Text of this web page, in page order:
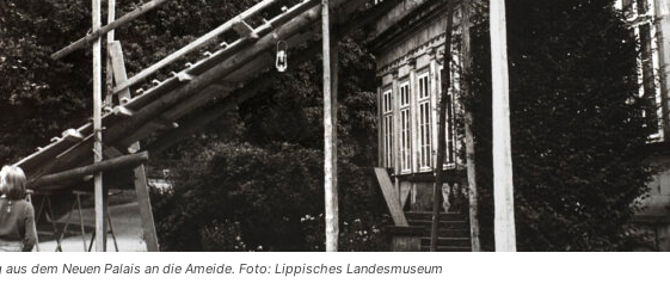
dem Neuen Palais an die Ameide. Foto: Lippisches Landesmuseum